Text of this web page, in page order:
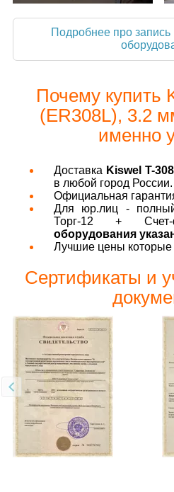
Подробнее про
Почему купить
(ER308L), 3.2
именно
Доставка Kiswel T-
в любой город России.
Официальная
Для юр.лиц - полный
Торг-12 + Счет-
оборудования
Лучшие цены
Сертификаты и